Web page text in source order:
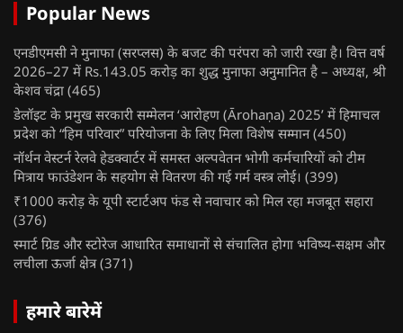
Popular News
एनडीएमसी ने मुनाफा (सरप्लस) के बजट की परंपरा को जारी रखा है। वित्त वर्ष
2026–27 में Rs.143.05 करोड़ का शुद्ध मुनाफा अनुमानित है – अध्यक्ष, श्री
केशव चंद्रा (465)
डेलॉइट के प्रमुख सरकारी सम्मेलन ‘आरोहण (Ārohaṇa) 2025’ में हिमाचल
प्रदेश को “हिम परिवार” परियोजना के लिए मिला विशेष सम्मान (450)
नॉर्थन वेस्टर्न रेलवे हेडक्वार्टर में समस्त अल्पवेतन भोगी कर्मचारियों को टीम
मित्राय फाउंडेशन के सहयोग से वितरण की गई गर्म वस्त्र लोई। (399)
₹1000 करोड़ के यूपी स्टार्टअप फंड से नवाचार को मिल रहा मजबूत सहारा
(376)
स्मार्ट ग्रिड और स्टोरेज आधारित समाधानों से संचालित होगा भविष्य-सक्षम और
लचीला ऊर्जा क्षेत्र (371)
हमारे बारेमें